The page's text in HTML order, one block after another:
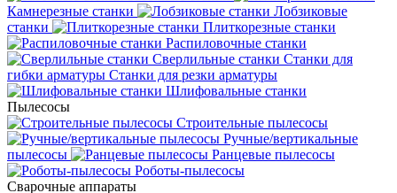
Камнерезные станки
Лобзиковые
станки
Плиткорезные станки
Распиловочные станки
Сверлильные станки Станки для
гибки арматуры Станки для резки арматуры
Шлифовальные станки
Пылесосы
Строительные пылесосы
Ручные/вертикальные
пылесосы
Ранцевые пылесосы
Роботы-пылесосы
Сварочные аппараты